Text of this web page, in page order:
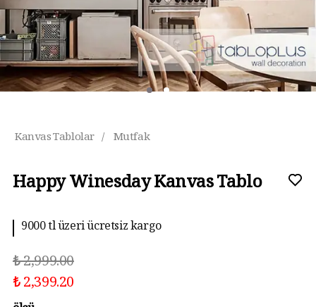
Kanvas Tablolar / Mutfak
Happy Winesday Kanvas Tablo
9000 tl üzeri ücretsiz kargo
₺ 2,999.00
₺ 2,399.20